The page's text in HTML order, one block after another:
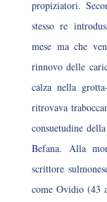
propiziatori.
stesso re
mese ma che
rinnovo delle
calza nella
ritrovava
consuetudine
Befana. Alla
scrittore
come Ovidio (43